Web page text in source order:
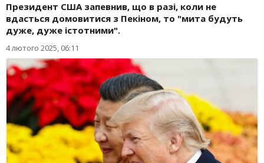
Президент США запевнив, що в разі, коли не
вдасться домовитися з Пекіном, то "мита будуть
дуже, дуже істотними".
4 лютого 2025, 06:11